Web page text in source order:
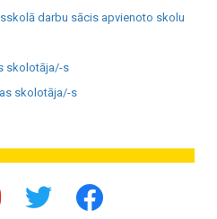
darbu sācis apvienoto skolu
skolotāja/-s
skolotāja/-s